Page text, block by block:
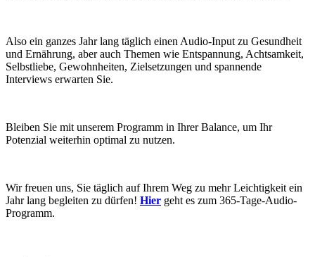
Also ein ganzes Jahr lang täglich einen Audio-Input zu Gesundheit
und Ernährung, aber auch Themen wie Entspannung, Achtsamkeit,
Selbstliebe, Gewohnheiten, Zielsetzungen und spannende
Interviews erwarten Sie.
Bleiben Sie mit unserem Programm in Ihrer Balance, um Ihr
Potenzial weiterhin optimal zu nutzen.
Wir freuen uns, Sie täglich auf Ihrem Weg zu mehr Leichtigkeit ein
Jahr lang begleiten zu dürfen! Hier geht es zum 365-Tage-Audio-
Programm.